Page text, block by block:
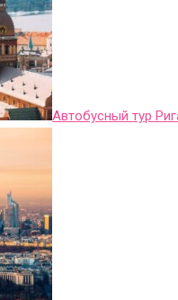
Автобусный тур